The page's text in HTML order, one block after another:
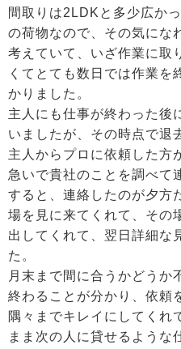
間取りは2LDKと多少広か
の荷物なので、その気にな
考えていて、いざ作業に取
くてとても数日では作業を
かりました。
主人にも仕事が終わった後
いましたが、その時点で退
主人からプロに依頼した方
急いで貴社のことを調べて
すると、連絡したのが夕方
場を見に来てくれて、その
出してくれて、翌日詳細な
た。
月末まで間に合うかどうか
終わることが分かり、依頼
隅々までキレイにしてくれ
まま次の人に貸せるような